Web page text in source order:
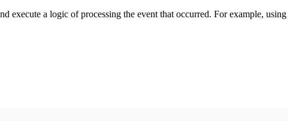
execute a logic of processing the event that occurred. For example, using